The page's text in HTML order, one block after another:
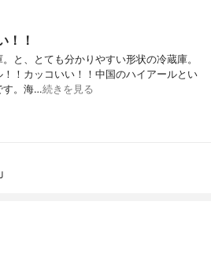
！！
と、とても分かりやすい形状の冷蔵庫。
！カッコいい！！中国のハイアールとい
す。海…続きを見る